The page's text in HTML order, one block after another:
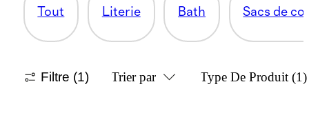
Tout Literie Bath Sacs de
Filtre (1) Trier par Type De Produit (1)